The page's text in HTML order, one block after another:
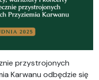
przystrojonych
Karwanu odbędzie się